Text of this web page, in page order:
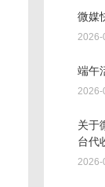
微媒
2026-
端午
2026-
关于
台代
2026-